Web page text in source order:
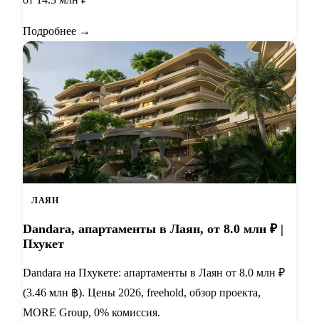
Подробнее →
ЛАЯН
Dandara, апартаменты в Лаян, от 8.0 млн ₽ |
Пхукет
Dandara на Пхукете: апартаменты в Лаян от 8.0 млн ₽
(3.46 млн ฿). Цены 2026, freehold, обзор проекта,
MORE Group, 0% комиссия.